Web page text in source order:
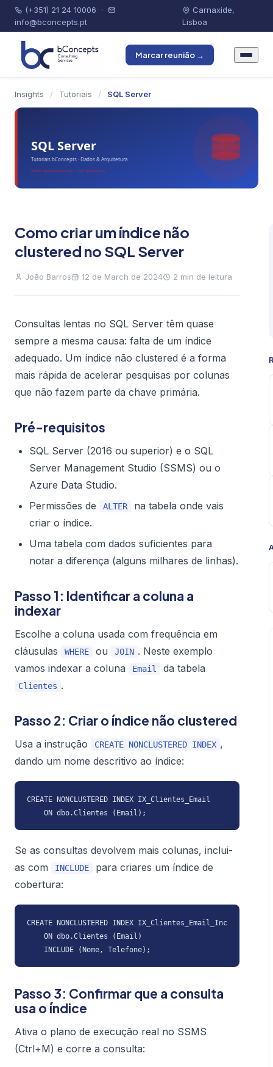
(+351) 21 24 10006 ·
info@bconcepts.pt
Carnaxide,
Lisboa
Marcar reunião →
Insights / Tutoriais / SQL Server
Como criar um índice não
clustered no SQL Server
João Barros 12 de March de 2024 2 min de leitura
Consultas lentas no SQL Server têm quase
sempre a mesma causa: falta de um índice
adequado. Um índice não clustered é a forma
mais rápida de acelerar pesquisas por colunas
que não fazem parte da chave primária.
Pré-requisitos
SQL Server (2016 ou superior) e o SQL
Server Management Studio (SSMS) ou o
Azure Data Studio.
Permissões de
ALTER
na tabela onde vais
criar o índice.
Uma tabela com dados suficientes para
notar a diferença (alguns milhares de linhas).
Passo 1: Identificar a coluna a
indexar
Escolhe a coluna usada com frequência em
cláusulas
WHERE ou JOIN . Neste exemplo
vamos indexar a coluna
Email da tabela
Clientes .
Passo 2: Criar o índice não clustered
Usa a instrução CREATE NONCLUSTERED INDEX ,
dando um nome descritivo ao índice:
CREATE NONCLUSTERED INDEX IX_Clientes_Email
    ON dbo.Clientes (Email);
Se as consultas devolvem mais colunas, inclui-
as com
INCLUDE
para criares um índice de
cobertura:
CREATE NONCLUSTERED INDEX IX_Clientes_Email_Inc
    ON dbo.Clientes (Email)
    INCLUDE (Nome, Telefone);
Passo 3: Confirmar que a consulta
usa o índice
Ativa o plano de execução real no SSMS
(Ctrl+M) e corre a consulta: